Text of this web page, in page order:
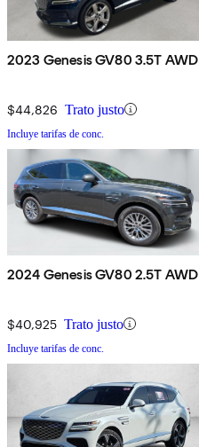
2023 Genesis GV80 3.5T AWD
$44,826 Trato justo
Incluye tarifas de conc.
2024 Genesis GV80 2.5T AWD
$40,925 Trato justo
Incluye tarifas de conc.